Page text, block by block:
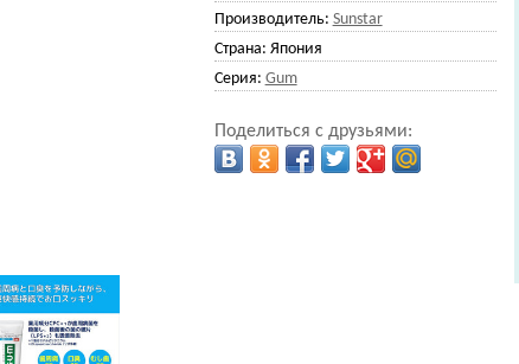
Производитель: Sunstar
Страна: Япония
Серия: Gum
Поделиться с друзьями: